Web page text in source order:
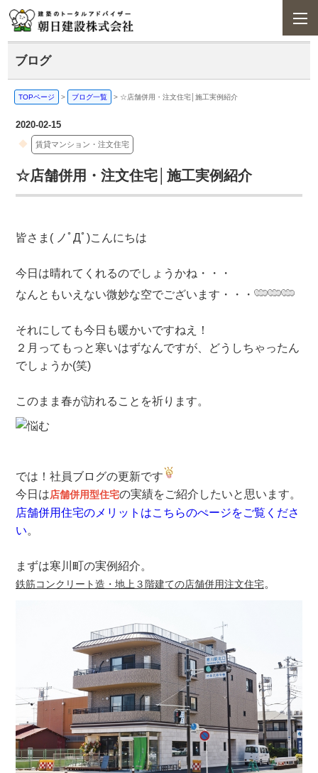
ブログ
TOPページ > ブログ一覧 > ☆店舗併用・注文住宅│施工実例紹介
2020-02-15
賃貸マンション・注文住宅
☆店舗併用・注文住宅│施工実例紹介
皆さま( ノﾟДﾟ)こんにちは
今日は晴れてくれるのでしょうかね・・・
なんともいえない微妙な空でございます・・・
それにしても今日も​​​​暖かいで​​​​​​すねえ！
２月ってもっと寒いはずなんですが、どうしちゃったん
でしょうか(笑)
​​​​​​このまま春が訪れることを祈ります。
では​​​​​！​​​​​社員ブログの更新です
今日は店舗併用型住宅の実績をご紹介したいと思います。
店舗併用住宅のメリットはこちらのぺージをご覧くださ
い。
まずは寒川町の実例紹介。
鉄筋コンクリート造・地上３階建ての店舗併用注文住宅。